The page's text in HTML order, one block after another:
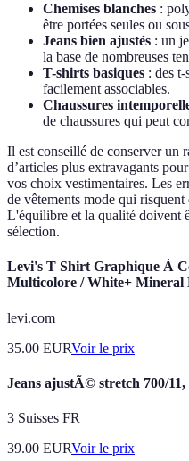
Chemises blanches :
être portées seules ou
Jeans bien ajustés : un
la base de nombreuses
T-shirts basiques : des
facilement associables.
Chaussures
de chaussures qui peut
Il est conseillé de conserver un
d’articles plus extravagants
vos choix vestimentaires. Les
de vêtements mode qui risquent
L'équilibre et la qualité doivent
sélection.
Levi's T Shirt Graphique À
Multicolore / White+ Mineral
levi.com
35.00 EURVoir le prix
Jeans ajustÃ© stretch 700/
3 Suisses FR
39.00 EURVoir le prix